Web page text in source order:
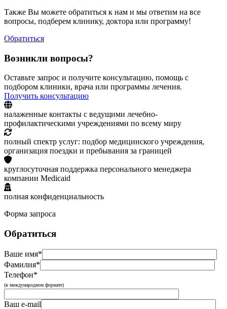
Также Вы можете обратиться к нам и мы ответим на все
вопросы, подберем клинику, доктора или программу!
Обратиться
Возникли вопросы?
Оставьте запрос и получите консультацию, помощь с
подбором клиники, врача или программы лечения.
Получить консультацию
налаженные контакты с ведущими лечебно-
профилактическими учреждениями по всему миру
полный спектр услуг: подбор медицинского учреждения,
организация поездки и пребывания за границей
круглосуточная поддержка персонального менеджера
компании Medicaid
полная конфиденциальность
Форма запроса
Обратиться
Ваше имя*
Фамилия*
Телефон*
(в международном формате)
Ваш e-mail